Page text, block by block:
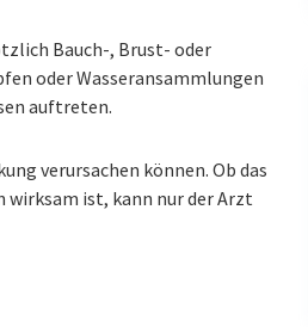
Bauch-, Brust- oder
oder Wasseransammlungen
auftreten.
verursachen können. Ob das
ist, kann nur der Arzt